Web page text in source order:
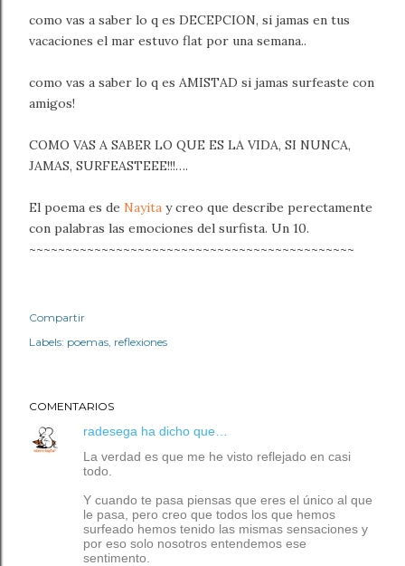
como vas a saber lo q es DECEPCION, si jamas en tus
vacaciones el mar estuvo flat por una semana..
como vas a saber lo q es AMISTAD si jamas surfeaste con
amigos!
COMO VAS A SABER LO QUE ES LA VIDA, SI NUNCA,
JAMAS, SURFEASTEEE!!!….
El poema es de Nayita y creo que describe perectamente
con palabras las emociones del surfista. Un 10.
~~~~~~~~~~~~~~~~~~~~~~~~~~~~~~~~~~~~~~~~~~~~~
Compartir
Labels: poemas reflexiones
COMENTARIOS
radesega ha dicho que…
La verdad es que me he visto reflejado en casi
todo.
Y cuando te pasa piensas que eres el único al que
le pasa, pero creo que todos los que hemos
surfeado hemos tenido las mismas sensaciones y
por eso solo nosotros entendemos ese
sentimento.